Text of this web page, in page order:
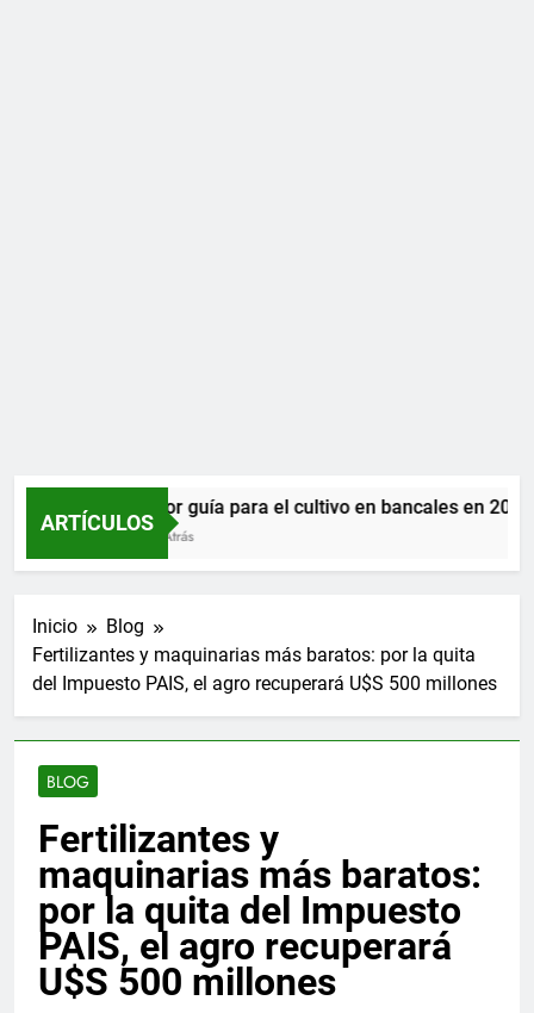
ARTÍCULOS
La mejor guía para el cultivo en bancales en 2026
3 Meses Atrás
Inicio
Blog
Fertilizantes y maquinarias más baratos: por la quita
del Impuesto PAIS, el agro recuperará U$S 500 millones
BLOG
Fertilizantes y
maquinarias más baratos:
por la quita del Impuesto
PAIS, el agro recuperará
U$S 500 millones